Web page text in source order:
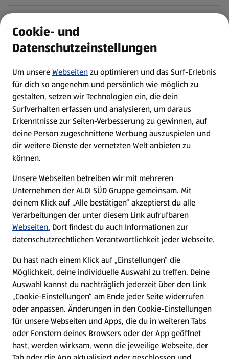
Newsletter
WhatsApp
Über ALDI SÜD
Filialen
Nachhaltigkeit
Karriere
Presse
Hilfe & Kontakt
(öffnet in einem neuen Tab)
Unternehmen
Folge uns hier:
Cookie- und
Datenschutzeinstellungen
Um unsereWebseitenzu optimieren und das Surf-Erlebnis
für dich so angenehm und persönlich wie möglich zu
gestalten, setzen wir Technologien ein, die dein
Surfverhalten erfassen und analysieren, um daraus
Erkenntnisse zur Seiten-Verbesserung zu gewinnen, auf
deine Person zugeschnittene Werbung auszuspielen und
dir weitere Dienste der vernetzten Welt anbieten zu
können.
Unsere Webseiten betreiben wir mit mehreren
Unternehmen der ALDI SÜD Gruppe gemeinsam. Mit
deinem Klick auf „Alle bestätigen“ akzeptierst du alle
Verarbeitungen der unter diesem Link aufrufbaren
Webseiten. Dort findest du auch Informationen zur
datenschutzrechtlichen Verantwortlichkeit jeder Webseite.
Du hast nach einem Klick auf „Einstellungen“ die
Möglichkeit, deine individuelle Auswahl zu treffen. Deine
Auswahl kannst du nachträglich jederzeit über den Link
„Cookie-Einstellungen“ am Ende jeder Seite widerrufen
oder anpassen. Änderungen in den Cookie-Einstellungen
für unsere Webseiten und Apps, die du in weiteren Tabs
oder Fenstern deines Browsers oder der App geöffnet
hast, werden wirksam, wenn die jeweilige Webseite, der